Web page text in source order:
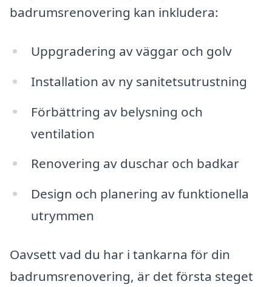
badrumsrenovering kan inkludera:
Uppgradering av väggar och golv
Installation av ny sanitetsutrustning
Förbättring av belysning och
ventilation
Renovering av duschar och badkar
Design och planering av funktionella
utrymmen
Oavsett vad du har i tankarna för din
badrumsrenovering, är det första steget